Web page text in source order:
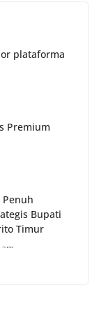
plataforma
Premium
Bupati
Timur